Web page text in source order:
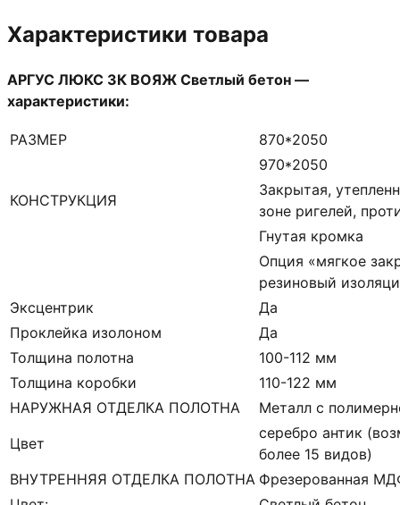
Характеристики товара
АРГУС ЛЮКС 3К ВОЯЖ Светлый бетон —
характеристики:
РАЗМЕР
870*2050
970*2050
КОНСТРУКЦИЯ
Закрытая,
зоне ригелей,
Гнутая кромка
Опция «мягкое
резиновый
Эксцентрик
Да
Проклейка изолоном
Да
Толщина полотна
100-112 мм
Толщина коробки
110-122 мм
НАРУЖНАЯ ОТДЕЛКА ПОЛОТНА
Металл с
Цвет
серебро антик
более 15 видов)
ВНУТРЕННЯЯ ОТДЕЛКА ПОЛОТНА Фрезерованная